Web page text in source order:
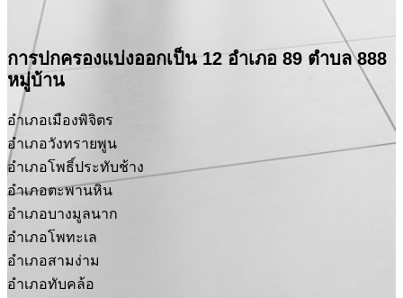
การปกครองแบ่งออกเป็น 12 อำเภอ 89 ตำบล 888
หมู่บ้าน
อำเภอเมืองพิจิตร
อำเภอวังทรายพูน
อำเภอโพธิ์ประทับช้าง
อำเภอตะพานหิน
อำเภอบางมูลนาก
อำเภอโพทะเล
อำเภอสามง่าม
อำเภอทับคล้อ